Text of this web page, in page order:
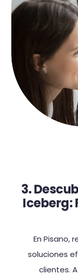
3.
Iceberg:
En Pisano,
soluciones
clientes.